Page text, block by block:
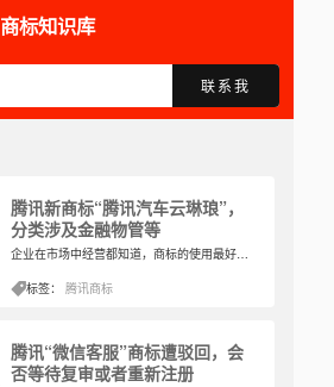
商标知识库
联系我
腾讯新商标“腾讯汽车云琳琅”，
分类涉及金融物管等
企业在市场中经营都知道，商标的使用最好是建立在核准的基础上，这样才能正确获得法律的保护，而要是有近似的商标出现也能及时阻止其注册或使用，也能根据相关的法律对其约束或者获得相应的赔偿等。所以实际上任何商标的保护都是要从注册以及核准开始的。
标签：腾讯商标
腾讯“微信客服”商标遭驳回，会
否等待复审或者重新注册